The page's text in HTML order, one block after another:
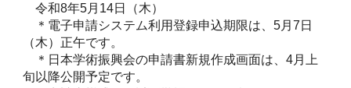
令和8年5月14日（木）
＊電子申請システム利用登録申込期限は、5月7日
（木）正午です。
＊日本学術振興会の申請書新規作成画面は、4月上
旬以降公開予定です。